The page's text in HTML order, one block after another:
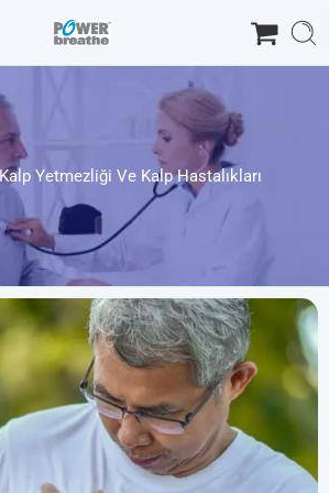
Kalp Yetmezliği Ve Kalp Hastalıkları